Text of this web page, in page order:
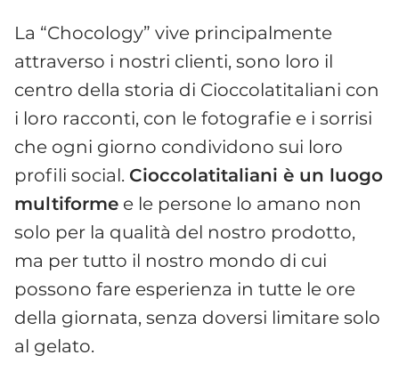
La “Chocology” vive principalmente
attraverso i nostri clienti, sono loro il
centro della storia di Cioccolatitaliani con
i loro racconti, con le fotografie e i sorrisi
che ogni giorno condividono sui loro
profili social. Cioccolatitaliani è un luogo
multiforme e le persone lo amano non
solo per la qualità del nostro prodotto,
ma per tutto il nostro mondo di cui
possono fare esperienza in tutte le ore
della giornata, senza doversi limitare solo
al gelato.